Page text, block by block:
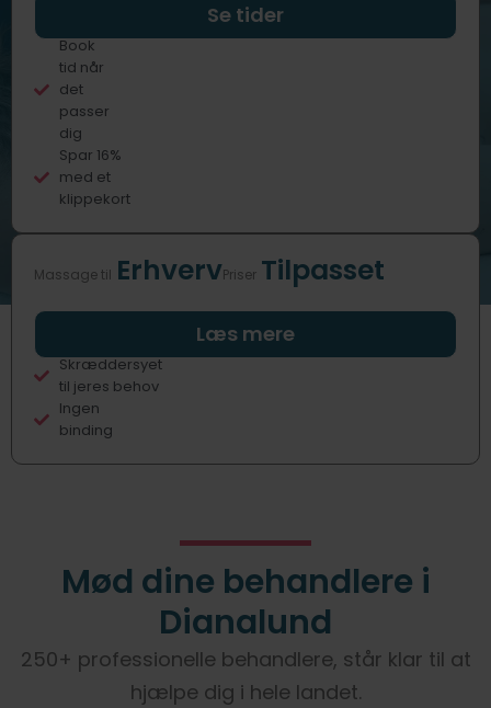
Book
tid når
det
passer
dig
Spar 16%
med et
klippekort
Se tider
Massage til ErhvervPriser Tilpasset
Skræddersyet
til jeres behov
Ingen
binding
Læs mere
Mød dine behandlere i
Dianalund
250+ professionelle behandlere, står klar til at
hjælpe dig i hele landet.